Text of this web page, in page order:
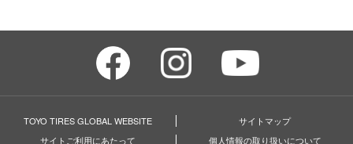
TOYO TIRES GLOBAL WEBSITE
サイトマップ
サイトご利用にあたって
個人情報の取り扱いについて